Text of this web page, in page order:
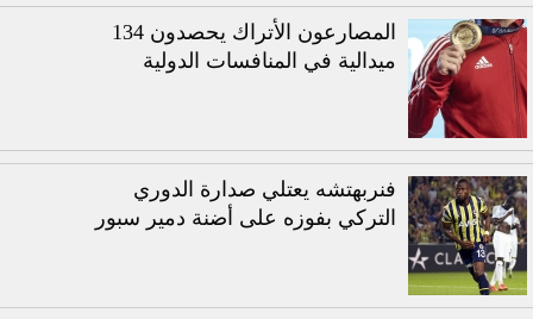
المصارعون الأتراك يحصدون 134
ميدالية في المنافسات الدولية
فنربهتشه يعتلي صدارة الدوري
التركي بفوزه على أضنة دمير سبور